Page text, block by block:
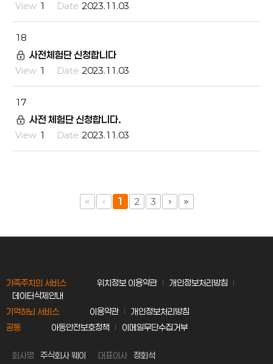
1 2023.11.03
18
사전체험단 신청합니다
1 2023.11.03
17
사전 체험단 신청합니다.
1 2023.11.03
1 2 3
가족주치의 서비스 위치정보 이용약관
개인정보처리방침
데이터삭제안내
기억하뇌 서비스
이용약관
개인정보처리방침
공통
아동안전보호정책 이메일무단수집거부
회사명 주식회사 웨이 대표이사 정회석